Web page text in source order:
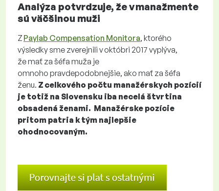
Analýza potvrdzuje, že v manažmente
sú väčšinou muži
Z Paylab Compensation Monitora, ktorého
výsledky sme zverejnili v októbri 2017 vyplýva,
že mať za šéfa muža je
omnoho pravdepodobnejšie, ako mať za šéfa
ženu. Z celkového počtu manažérskych pozícií
je totiž na Slovensku iba necelá štvrtina
obsadená ženami. Manažérske pozície
pritom patria k tým najlepšie
ohodnocovaným.